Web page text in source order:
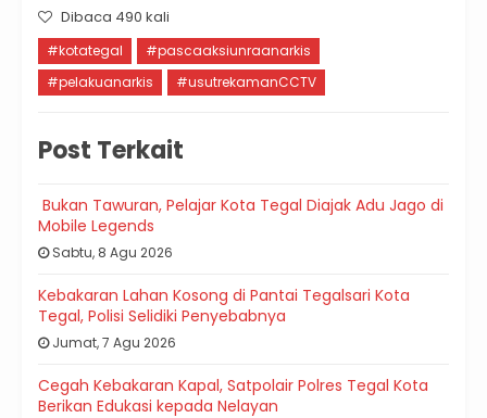
Dibaca 490 kali
#kotategal
#pascaaksiunraanarkis
#pelakuanarkis
#usutrekamanCCTV
Post Terkait
Bukan Tawuran, Pelajar Kota Tegal Diajak Adu Jago di
Mobile Legends
Sabtu, 8 Agu 2026
Kebakaran Lahan Kosong di Pantai Tegalsari Kota
Tegal, Polisi Selidiki Penyebabnya
Jumat, 7 Agu 2026
Cegah Kebakaran Kapal, Satpolair Polres Tegal Kota
Berikan Edukasi kepada Nelayan